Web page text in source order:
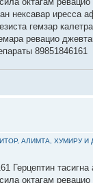
нексавар иресса
гемзар
ревацио
89851846161
АЛИМТА, ХУМИРУ И
Герцептин
октагам